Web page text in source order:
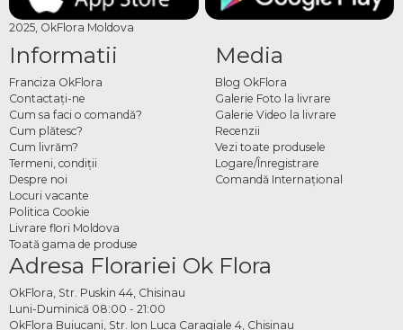
2025, OkFlora Moldova
Informatii
Franciza OkFlora
Contactaţi-ne
Cum sa faci o comandă?
Cum plătesc?
Cum livrăm?
Termeni, condiţii
Despre noi
Locuri vacante
Politica Cookie
Livrare flori Moldova
Toată gama de produse
Media
Blog OkFlora
Galerie Foto la livrare
Galerie Video la livrare
Recenzii
Vezi toate produsele
Logare/Înregistrare
Comandă Internațional
Adresa Florariei Ok Flora
OkFlora, Str. Puskin 44, Chisinau
Luni-Duminică 08:00 - 21:00
OkFlora Buiucani, Str. Ion Luca Caragiale 4, Chisinau